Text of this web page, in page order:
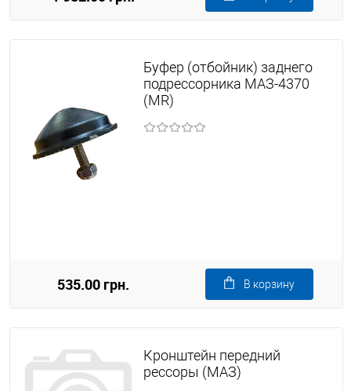
Буфер (отбойник) заднего
подрессорника МАЗ-4370
(MR)
535.00 грн. В корзину
Кронштейн передний
рессоры (МАЗ)